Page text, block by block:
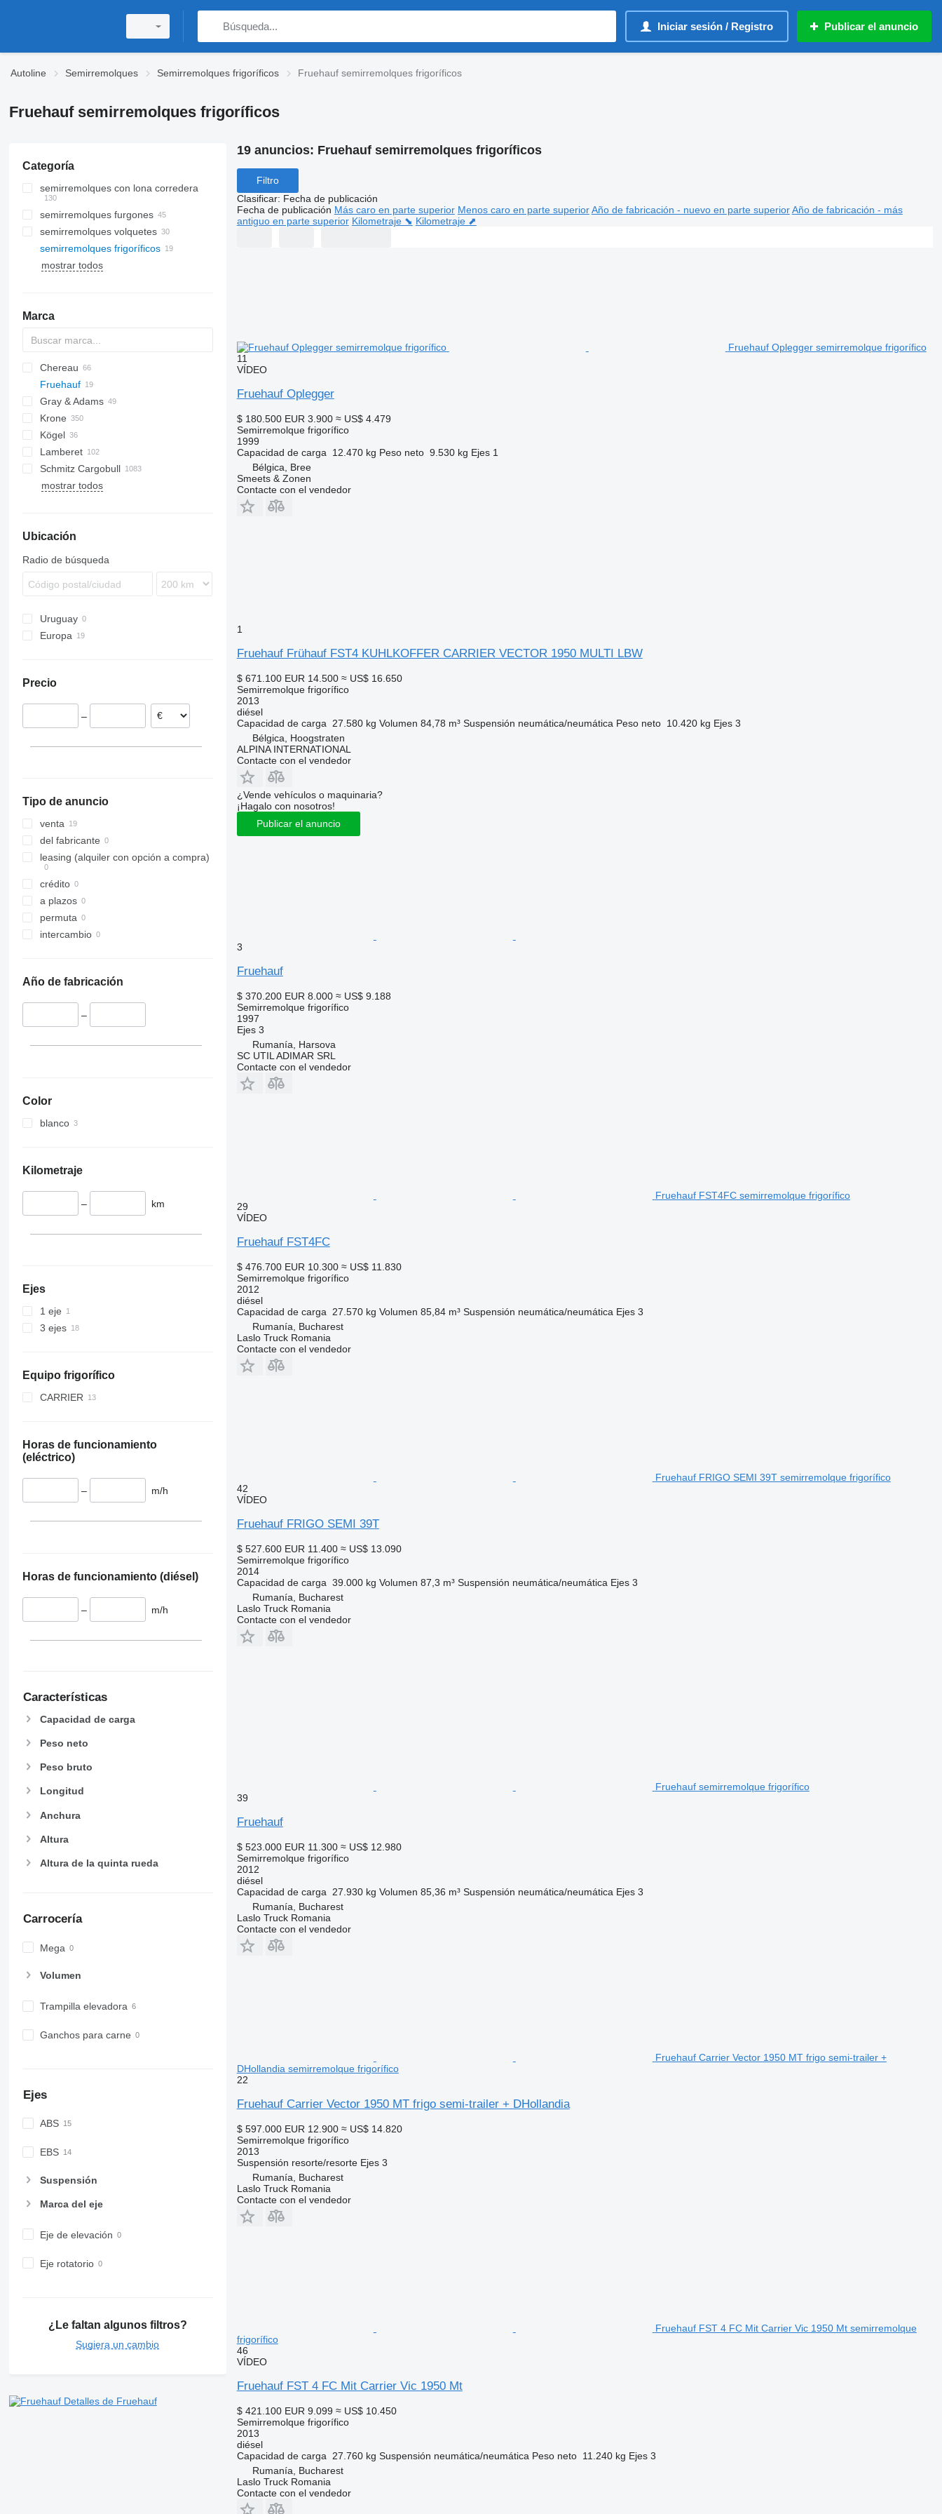
Iniciar sesión / Registro Publicar el anuncio
Autoline Semirremolques Semirremolques frigoríficos Fruehauf semirremolques frigoríficos
Fruehauf semirremolques frigoríficos
Categoría
semirremolques con lona corredera
semirremolques furgones
semirremolques volquetes
semirremolques frigoríficos
mostrar todos
Marca
AS
BPO
Chereau
CSD
Inogam
Tecnogam
TXA
L-series
T-series
SZS
Fruehauf
Oplegger
Gray & Adams
GA
Krone
SD
SDP
SDR
SZ
Kögel
S 24
ZVKA
Lamberet
LVFS
SR2
LTF
MPS
TRS
S-series
T-series
ROC
SP
Schmitz Cargobull
KO
SCB
SPA
SF
S-series
F-series
TO
VS
mostrar todos
Ubicación
Radio de búsqueda
Uruguay
Europa
Bélgica
Precio
–
Tipo de anuncio
venta
del fabricante
leasing (alquiler con opción a compra)
crédito
a plazos
permuta
intercambio
Año de fabricación
–
Color
blanco
Kilometraje
– km
Ejes
1 eje
3 ejes
Equipo frigorífico
CARRIER
Horas de funcionamiento
(eléctrico)
– m/h
Horas de funcionamiento (diésel)
– m/h
Características
Capacidad de carga
Peso neto
Peso bruto
Longitud
Anchura
Altura
Altura de la quinta rueda
Carrocería
Mega
Volumen
Trampilla elevadora
Ganchos para carne
Ejes
ABS
EBS
Suspensión
Marca del eje
Eje de elevación
Eje rotatorio
¿Le faltan algunos filtros?
Sugiera un cambio
Detalles de Fruehauf
19 anuncios: Fruehauf semirremolques frigoríficos
Filtro
Clasificar: Fecha de publicación
Fecha de publicación Más caro en parte superior Menos caro en parte superior Año de fabricación - nuevo en parte superior Año de fabricación - más
antiguo en parte superior Kilometraje ⬊ Kilometraje ⬈
Fruehauf Oplegger semirremolque frigorífico
11
VÍDEO
Fruehauf Oplegger
$ 180.500 EUR 3.900 ≈ US$ 4.479
Semirremolque frigorífico
1999
Capacidad de carga
12.470 kg Peso neto 9.530 kg Ejes 1
Bélgica, Bree
Smeets & Zonen
Contacte con el vendedor
1
Fruehauf Frühauf FST4 KUHLKOFFER CARRIER VECTOR 1950 MULTI LBW
$ 671.100 EUR 14.500 ≈ US$ 16.650
Semirremolque frigorífico
2013
diésel
Capacidad de carga
27.580 kg Volumen 84,78 m³ Suspensión neumática/neumática Peso neto 10.420 kg Ejes 3
Bélgica, Hoogstraten
ALPINA INTERNATIONAL
Contacte con el vendedor
¿Vende vehículos o maquinaria?
¡Hagalo con nosotros!
Publicar el anuncio
3
Fruehauf
$ 370.200 EUR 8.000 ≈ US$ 9.188
Semirremolque frigorífico
1997
Ejes 3
Rumanía, Harsova
SC UTIL ADIMAR SRL
Contacte con el vendedor
Fruehauf FST4FC semirremolque frigorífico
29
VÍDEO
Fruehauf FST4FC
$ 476.700 EUR 10.300 ≈ US$ 11.830
Semirremolque frigorífico
2012
diésel
Capacidad de carga
27.570 kg Volumen 85,84 m³ Suspensión neumática/neumática Ejes 3
Rumanía, Bucharest
Laslo Truck Romania
Contacte con el vendedor
Fruehauf FRIGO SEMI 39T semirremolque frigorífico
42
VÍDEO
Fruehauf FRIGO SEMI 39T
$ 527.600 EUR 11.400 ≈ US$ 13.090
Semirremolque frigorífico
2014
Capacidad de carga 39.000 kg Volumen 87,3 m³ Suspensión neumática/neumática Ejes 3
Rumanía, Bucharest
Laslo Truck Romania
Contacte con el vendedor
Fruehauf semirremolque frigorífico
39
Fruehauf
$ 523.000 EUR 11.300 ≈ US$ 12.980
Semirremolque frigorífico
2012
diésel
Capacidad de carga
27.930 kg Volumen 85,36 m³ Suspensión neumática/neumática Ejes 3
Rumanía, Bucharest
Laslo Truck Romania
Contacte con el vendedor
Fruehauf Carrier Vector 1950 MT frigo semi-trailer +
DHollandia semirremolque frigorífico
22
Fruehauf Carrier Vector 1950 MT frigo semi-trailer + DHollandia
$ 597.000 EUR 12.900 ≈ US$ 14.820
Semirremolque frigorífico
2013
Suspensión resorte/resorte Ejes 3
Rumanía, Bucharest
Laslo Truck Romania
Contacte con el vendedor
Fruehauf FST 4 FC Mit Carrier Vic 1950 Mt semirremolque
frigorífico
46
VÍDEO
Fruehauf FST 4 FC Mit Carrier Vic 1950 Mt
$ 421.100 EUR 9.099 ≈ US$ 10.450
Semirremolque frigorífico
2013
diésel
Capacidad de carga
27.760 kg Suspensión neumática/neumática Peso neto 11.240 kg Ejes 3
Rumanía, Bucharest
Laslo Truck Romania
Contacte con el vendedor